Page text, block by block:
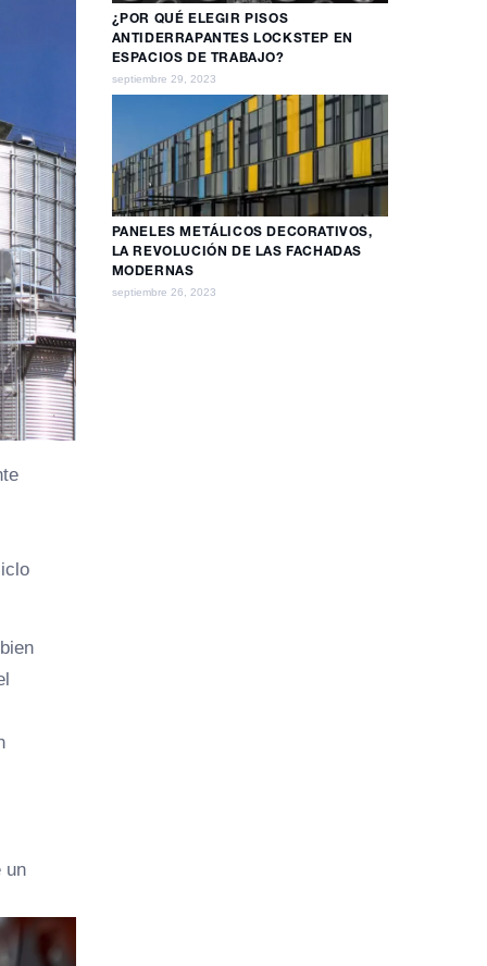
un
¿POR QUÉ ELEGIR PISOS
ANTIDERRAPANTES LOCKSTEP EN
ESPACIOS DE TRABAJO?
septiembre 29, 2023
PANELES METÁLICOS DECORATIVOS,
LA REVOLUCIÓN DE LAS FACHADAS
MODERNAS
septiembre 26, 2023